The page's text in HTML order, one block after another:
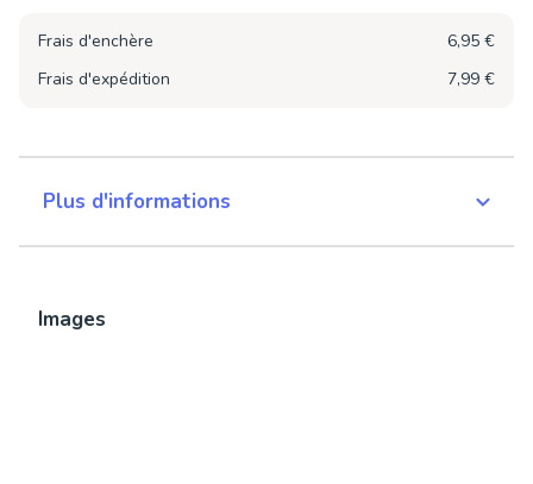
Frais d'enchère
6,95 €
Frais d'expédition
7,99 €
Plus d'informations
Images